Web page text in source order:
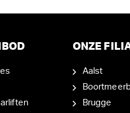
ONZE
Aalst
Brugge